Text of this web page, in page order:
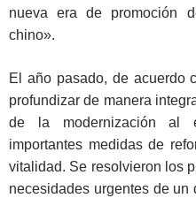
nueva era de promoción
chino».
El año pasado, de acuerdo
profundizar de manera
de la modernización al
importantes medidas de
vitalidad. Se resolvieron los
necesidades urgentes de